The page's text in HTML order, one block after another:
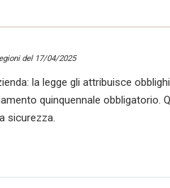
del 17/04/2025
la legge gli attribuisce
quinquennale obbligatorio.
sicurezza.